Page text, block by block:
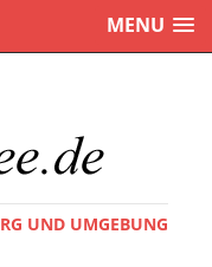
MENU
UND UMGEBUNG